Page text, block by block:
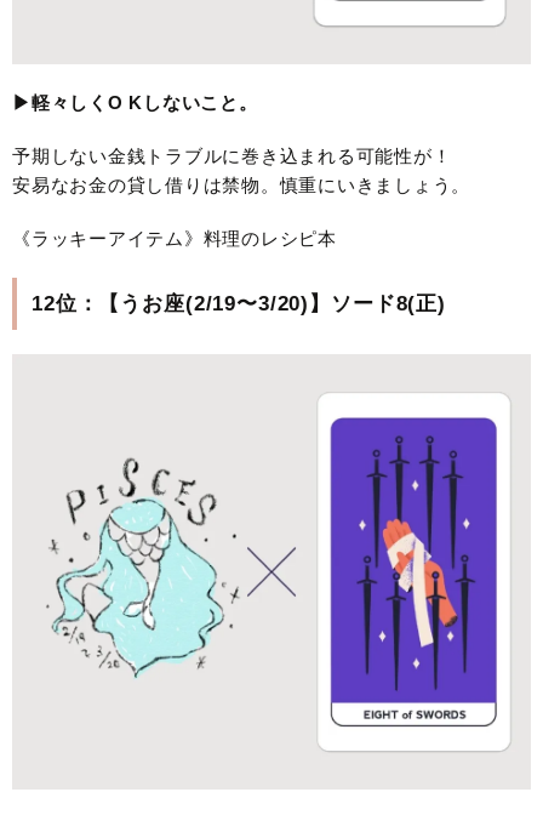
▶︎軽々しくO Kしないこと。
予期しない金銭トラブルに巻き込まれる可能性が！
安易なお金の貸し借りは禁物。慎重にいきましょう。
《ラッキーアイテム》料理のレシピ本
12位：【うお座(2/19〜3/20)】ソード8(正)